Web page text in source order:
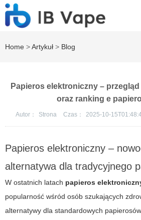
Home >Artykuł > Blog
Papieros elektroniczny –
oraz ranking e
Autor： Strona Czas： 2025-10-
Papieros elektroniczny –
alternatywa dla tradycyjnego
W ostatnich latach papieros
popularność wśród osób szukających
alternatywy dla standardowych